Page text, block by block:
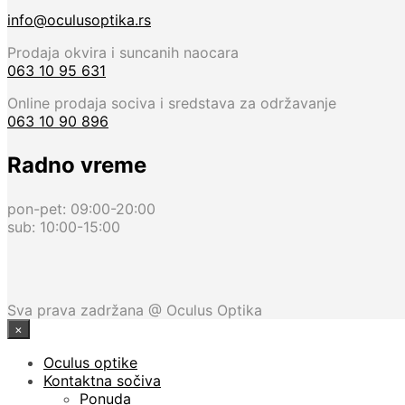
info@oculusoptika.rs
Prodaja okvira i suncanih naocara
063 10 95 631
Online prodaja sociva i sredstava za održavanje
063 10 90 896
Radno vreme
pon-pet: 09:00-20:00
sub: 10:00-15:00
Sva prava zadržana @ Oculus Optika
×
Oculus optike
Kontaktna sočiva
Ponuda